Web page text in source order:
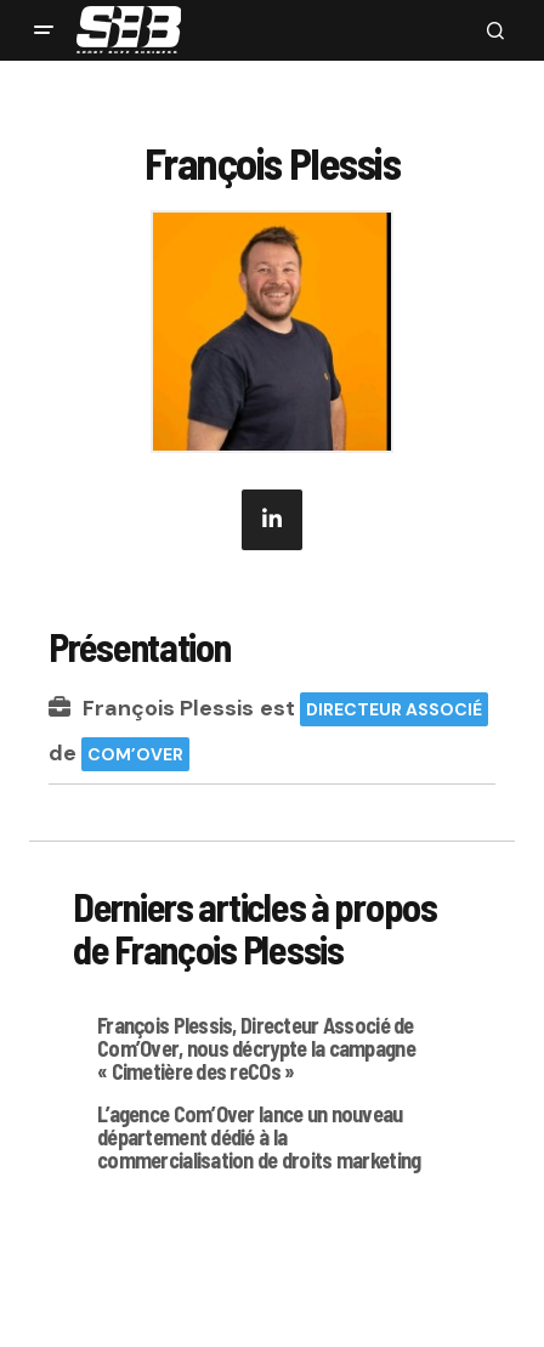
François Plessis
Présentation
François Plessis est DIRECTEUR ASSOCIÉ
de COM’OVER
Derniers articles à propos
de François Plessis
François Plessis, Directeur Associé de
Com’Over, nous décrypte la campagne
« Cimetière des reCOs »
L’agence Com’Over lance un nouveau
département dédié à la
commercialisation de droits marketing